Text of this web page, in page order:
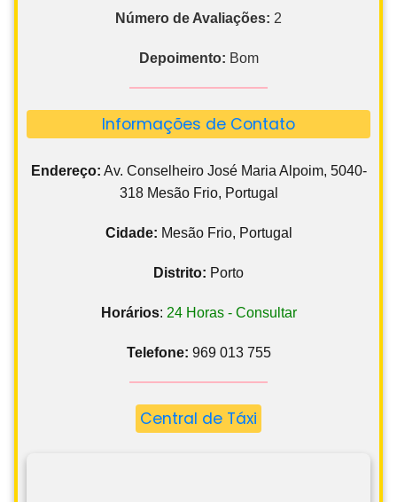
Número de Avaliações: 2
Depoimento: Bom
Informações de Contato
Endereço: Av. Conselheiro José Maria Alpoim, 5040-
318 Mesão Frio, Portugal
Cidade: Mesão Frio, Portugal
Distrito: Porto
Horários: 24 Horas - Consultar
Telefone: 969 013 755
Central de Táxi